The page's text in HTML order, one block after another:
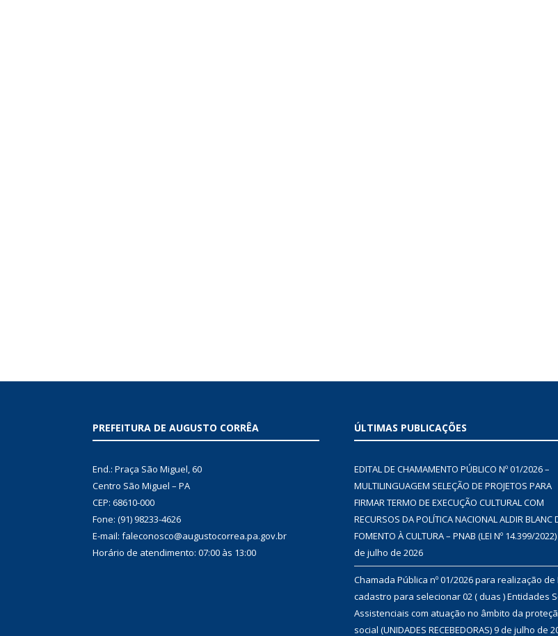
PREFEITURA DE AUGUSTO CORRÊA
End.: Praça São Miguel, 60
Centro São Miguel – PA
CEP: 68610-000
Fone: (91) 98233-4626
E-mail: faleconosco@augustocorrea.pa.gov.br
Horário de atendimento: 07:00 às 13:00
ÚLTIMAS PUBLICAÇÕES
EDITAL DE CHAMAMENTO PÚBLICO Nº 01/2026 –
MULTILINGUAGEM SELEÇÃO DE PROJETOS PARA
FIRMAR TERMO DE EXECUÇÃO CULTURAL COM
RECURSOS DA POLÍTICA NACIONAL ALDIR BLANC
FOMENTO À CULTURA – PNAB (LEI Nº 14.399/2022)
de julho de 2026
Chamada Pública nº 01/2026 para realização de
cadastro para selecionar 02 ( duas ) Entidades
Assistenciais com atuação no âmbito da
social (UNIDADES RECEBEDORAS)9 de julho de